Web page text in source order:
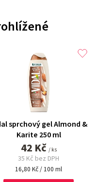
sprchový gel Almond &
Karite 250 ml
42 Kč / ks
35 Kč bez DPH
Měrná
16,80 Kč / 100 ml